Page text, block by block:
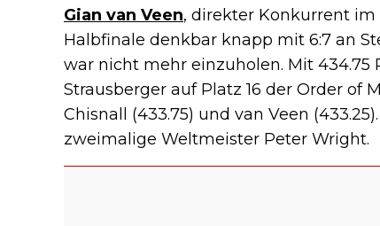
Gian van Veen, direkter Konkurrent im
Halbfinale denkbar knapp mit 6:7 an
war nicht mehr einzuholen. Mit
Strausberger auf Platz 16 der Order of
Chisnall (433.75) und van Veen
zweimalige Weltmeister Peter Wright.